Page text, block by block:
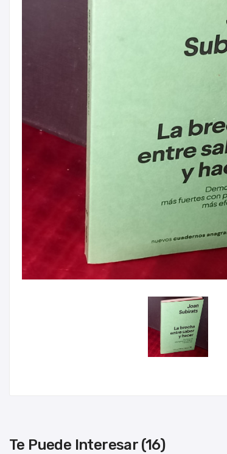
Te Puede Interesar (16)